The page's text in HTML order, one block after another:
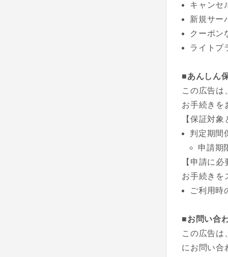
キャンセ
新規サー
クーポン
ライトプ
■あんしん
この広告は
お手続きを
【保証対
判定期間
申請期
【申請に
お手続きを
ご利用時
■お問い合
この広告は
にお問い合